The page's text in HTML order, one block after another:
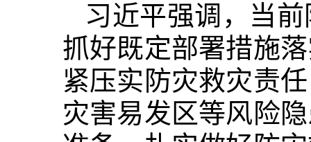
习近平强调，当
抓好既定部署措施
紧压实防灾救灾责
灾害易发区等风险